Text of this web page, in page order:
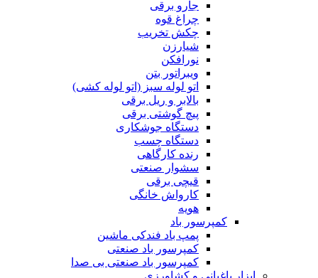
جارو برقی
چراغ قوه
چکش تخریب
شیارزن
نورافکن
ویبراتور بتن
اتو لوله سبز (اتو لوله کشی)
بالابر و ریل برقی
پیچ گوشتی برقی
دستگاه جوشکاری
دستگاه چسب
رنده کارگاهی
سشوار صنعتی
قیچی برقی
کارواش خانگی
هویه
کمپرسور باد
پمپ باد فندکی ماشین
کمپرسور باد صنعتی
کمپرسور باد صنعتی بی صدا
ابزار باغبانی و کشاورزی